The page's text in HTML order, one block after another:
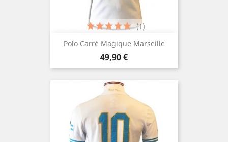
Polo Carré Magique Marseille
Prix
49,90 €
(1)